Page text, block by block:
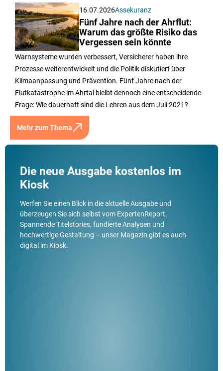
16.07.2026Assekuranz
Fünf Jahre nach der Ahrflut:
Warum das größte Risiko das
Vergessen sein könnte
Warnsysteme wurden verbessert, Versicherer haben ihre
Prozesse weiterentwickelt und die Politik diskutiert über
Klimaanpassung und Prävention. Fünf Jahre nach der
Flutkatastrophe im Ahrtal bleibt dennoch eine entscheidende
Frage: Wie dauerhaft sind die Lehren aus dem Juli 2021?
Mehr zum Thema
Die neue Ausgabe kostenlos im
Kiosk
Werfen Sie einen Blick in die aktuelle Ausgabe und
überzeugen Sie sich selbst vom ExpertenReport.
Spannende Titelstories, fundierte Analysen und
hochwertige Gestaltung – unser Magazin gibt es auch
digital im Kiosk.